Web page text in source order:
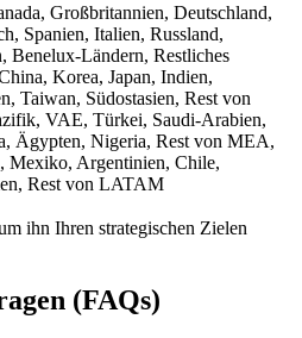
Großbritannien, Deutschland,
Spanien, Italien, Russland,
Benelux-Ländern, Restliches
Korea, Japan, Indien,
Taiwan, Südostasien, Rest von
VAE, Türkei, Saudi-Arabien,
Ägypten, Nigeria, Rest von MEA,
Mexiko, Argentinien, Chile,
Rest von LATAM
ihn Ihren strategischen Zielen
(FAQs)